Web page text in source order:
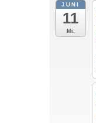
JUNI
11
Mi.